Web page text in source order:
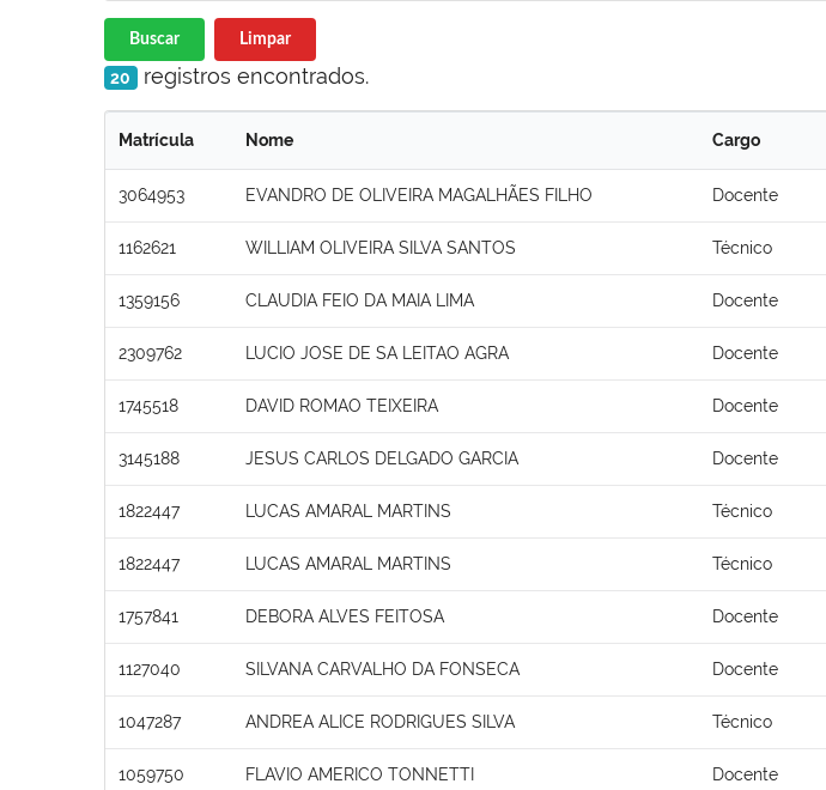
Buscar Limpar
20 registros encontrados.
Matrícula Nome Cargo
3064953 EVANDRO DE OLIVEIRA MAGALHÃES FILHO Docente
1162621 WILLIAM OLIVEIRA SILVA SANTOS Técnico
1359156 CLAUDIA FEIO DA MAIA LIMA Docente
2309762 LUCIO JOSE DE SA LEITAO AGRA Docente
1745518 DAVID ROMAO TEIXEIRA Docente
3145188 JESUS CARLOS DELGADO GARCIA Docente
1822447 LUCAS AMARAL MARTINS Técnico
1822447 LUCAS AMARAL MARTINS Técnico
1757841 DEBORA ALVES FEITOSA Docente
1127040 SILVANA CARVALHO DA FONSECA Docente
1047287 ANDREA ALICE RODRIGUES SILVA Técnico
1059750 FLAVIO AMERICO TONNETTI Docente